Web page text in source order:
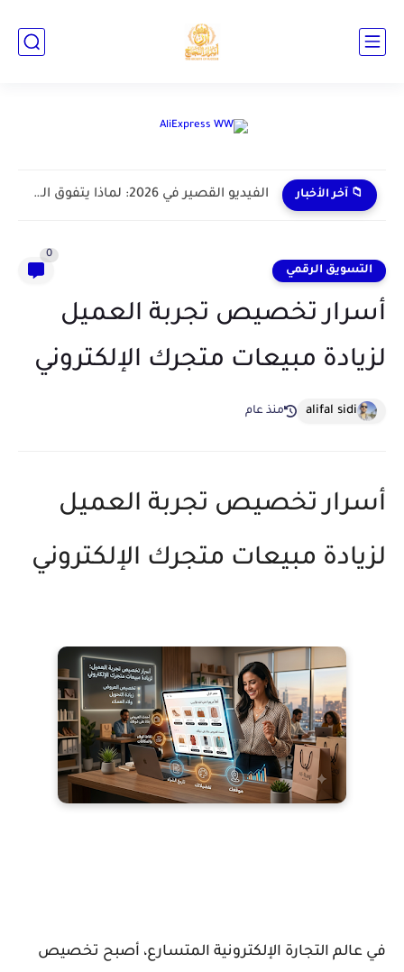
📁 آخر الأخبار
التسويق الرقمي
0
أسرار تخصيص تجربة العميل
لزيادة مبيعات متجرك الإلكتروني
alifal sidi منذ عام
أسرار تخصيص تجربة العميل
لزيادة مبيعات متجرك الإلكتروني
في عالم التجارة الإلكترونية المتسارع، أصبح تخصيص